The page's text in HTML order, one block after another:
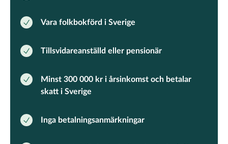
Vara folkbokförd i Sverige
Tillsvidareanställd eller pensionär
Minst 300 000 kr i årsinkomst och betalar
skatt i Sverige
Inga betalningsanmärkningar